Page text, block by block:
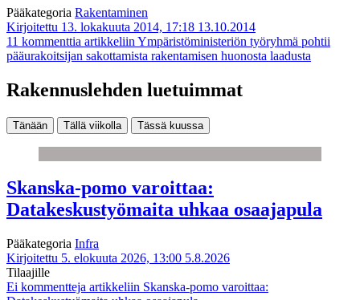
Pääkategoria Rakentaminen
Kirjoitettu 13. lokakuuta 2014, 17:18 13.10.2014
11 kommenttia artikkeliin Ympäristöministeriön työryhmä pohtii
pääurakoitsijan sakottamista rakentamisen huonosta laadusta
Rakennuslehden luetuimmat
Tänään Tällä viikolla Tässä kuussa
Skanska-pomo varoittaa:
Datakeskustyömaita uhkaa osaajapula
Pääkategoria Infra
Kirjoitettu 5. elokuuta 2026, 13:00 5.8.2026
Tilaajille
Ei kommentteja artikkeliin Skanska-pomo varoittaa: